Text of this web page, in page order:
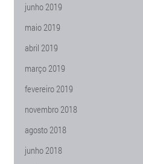
junho 2019
maio 2019
abril 2019
março 2019
fevereiro 2019
novembro 2018
agosto 2018
junho 2018